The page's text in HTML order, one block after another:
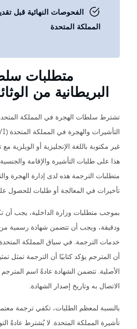
الفحوصات النهائية قبل
المملكة المتحدة
متطلبات
البريطانية من
تشترط سلطات الهجرة في المملكة
غير مكتوبة باللغة الإنجليزية أو الويلزية
هذا على طلبات التأشيرة والإقامة
متطلبات الترجمة هذه لدى إدارة الهجرة
تأخيرات في المعالجة أو طلبات للحصول
بموجب متطلبات وزارة الداخلية، يجب أن
ودقيقة، ويجب أن تتضمن شهادة رسمية
خدمات الترجمة. في سياق المملكة
أن المترجم يؤكد كتابيًا أن الترجمة تمثل
الأصلية. تتضمن الشهادة عادةً اسم
الاتصال به وتاريخ إصدار الشهادة.
بالنسبة لمعظم الطلبات، تكفي ترجمة
تأشيرة المملكة المتحدة. لا يُشترط عادةً